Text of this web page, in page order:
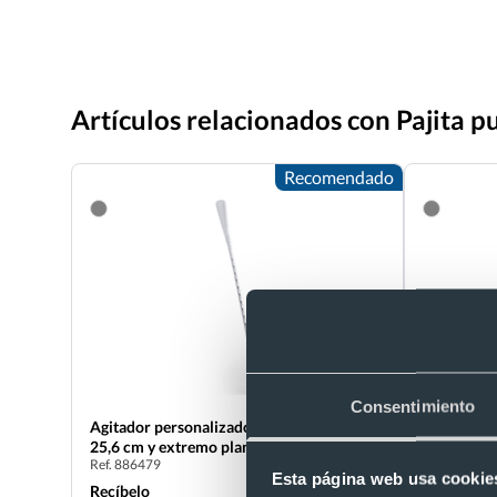
Consentimiento
Esta página web usa
Artículos relacionados con Pajita
Recomendado
Agitador personalizado espiral acero inox
25,6 cm y extremo plano
Ref. 886479
Recíbelo
Ref.
Recíbelo